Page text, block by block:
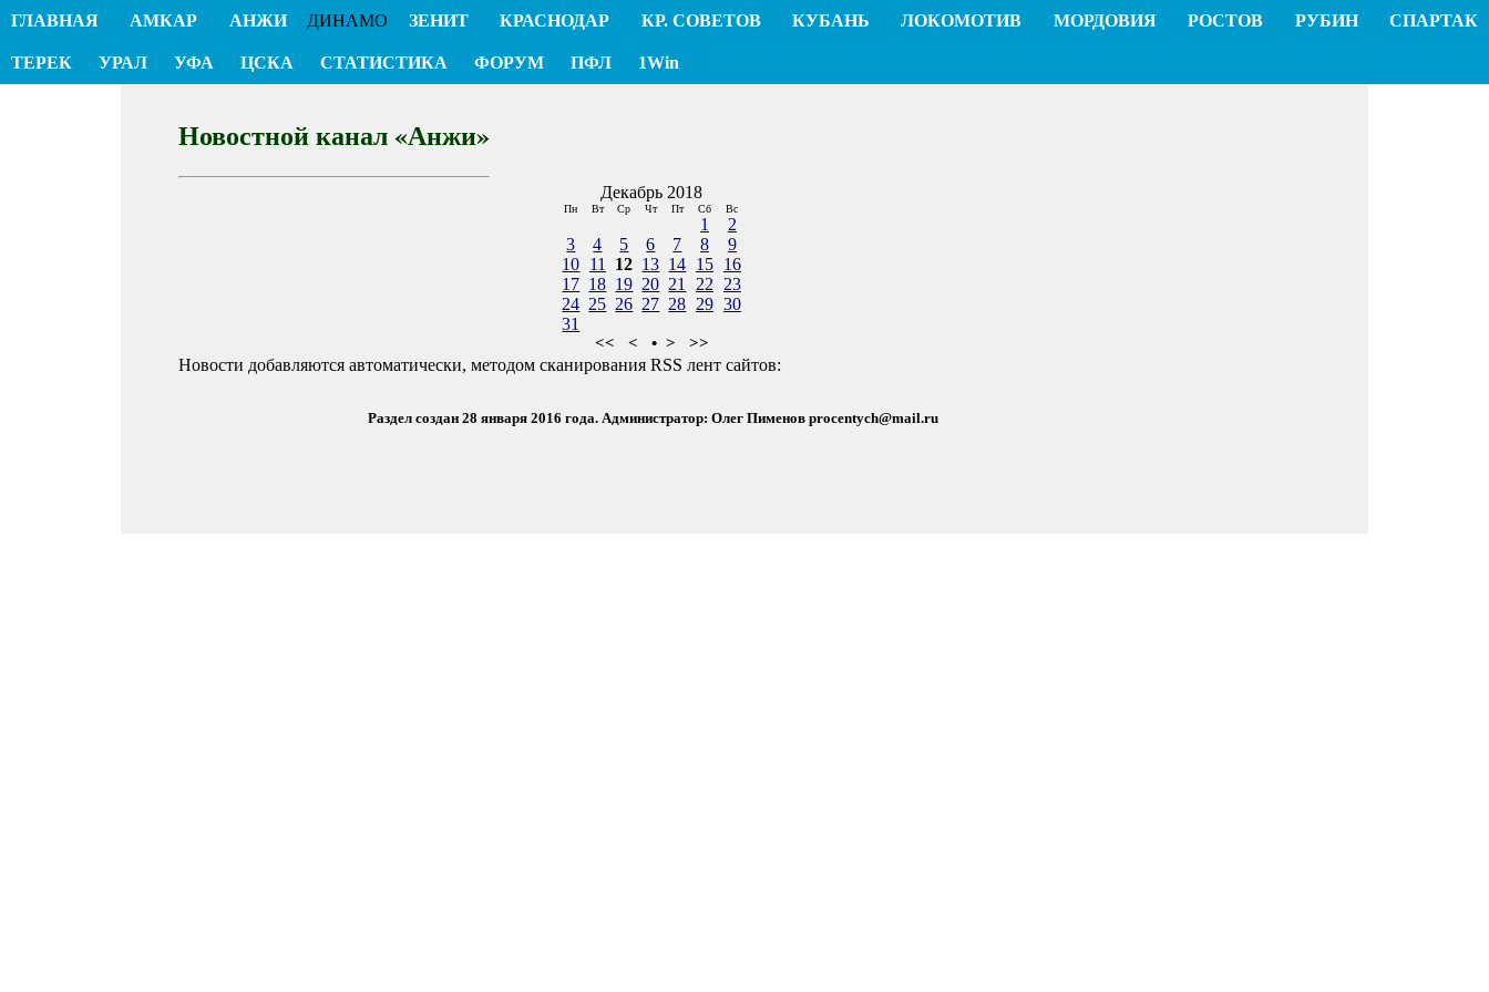
ГЛАВНАЯ АМКАР АНЖИ ДИНАМО ЗЕНИТ КРАСНОДАР КР. СОВЕТОВ КУБАНЬ ЛОКОМОТИВ МОРДОВИЯ РОСТОВ РУБИН СПАРТАК
ТЕРЕК УРАЛ УФА ЦСКА СТАТИСТИКА ФОРУМ ПФЛ 1Win
Новостной канал «Анжи»
Декабрь 2018
Пн Вт Ср Чт Пт Сб Вс
1
2
3
4 5 6 7 8
9
10 11 12 13 14 15 16
17 18 19 20 21 22
23
24 25 26 27 28 29 30
31
<< < • > >>
Новости добавляются автоматически, методом сканирования RSS лент сайтов:
Раздел создан 28 января 2016 года. Администратор: Олег Пименов procentych@mail.ru